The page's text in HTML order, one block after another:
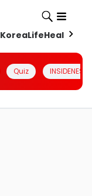
KoreaLifeHealth
Quiz INSIDENESIA